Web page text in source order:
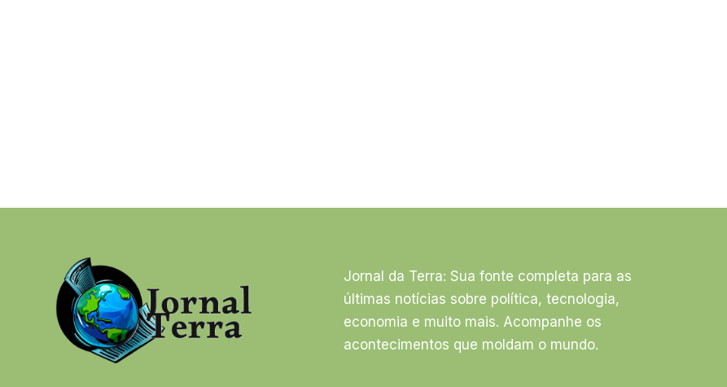
Jornal da Terra: Sua fonte completa para as
últimas notícias sobre política, tecnologia,
economia e muito mais. Acompanhe os
acontecimentos que moldam o mundo.